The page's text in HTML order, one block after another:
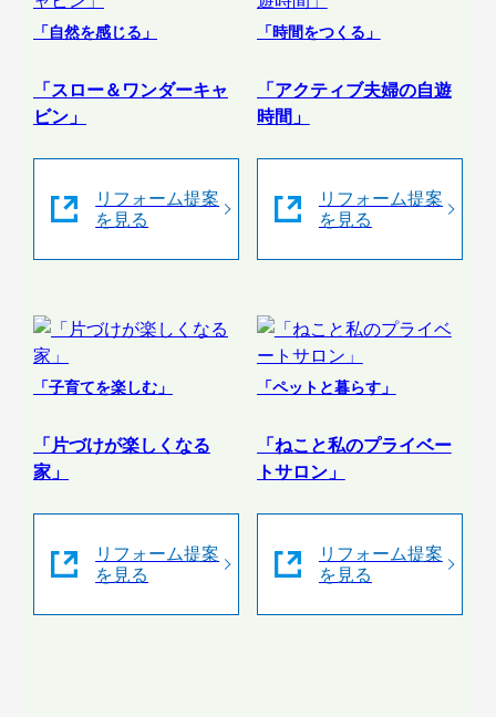
「自然を感じる」
「スロー＆ワンダーキャ
ビン」
リフォーム提案
を見る
「時間をつくる」
「アクティブ夫婦の自遊
時間」
リフォーム提案
を見る
「子育てを楽しむ」
「片づけが楽しくなる
家」
リフォーム提案
を見る
「ペットと暮らす」
「ねこと私のプライベー
トサロン」
リフォーム提案
を見る